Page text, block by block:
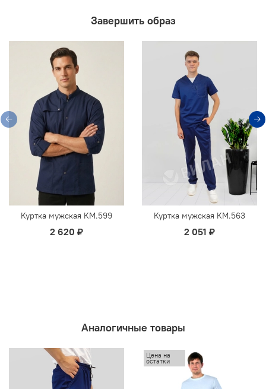
Завершить образ
Куртка мужская КМ.599
2 620 ₽
Куртка мужская КМ.563
2 051 ₽
Аналогичные товары
Цена на
остатки